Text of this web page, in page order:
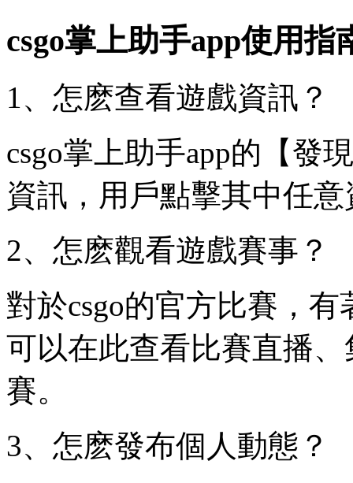
csgo掌上助手app使用指
1、怎麽查看遊戲資訊？
csgo掌上助手app的【發
資訊，用戶點擊其中任
2、怎麽觀看遊戲賽事？
對於csgo的官方比賽，
可以在此查看比賽直播
賽。
3、怎麽發布個人動態？